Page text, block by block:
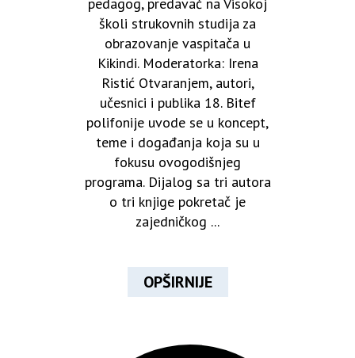
pedagog, predavač na Visokoj
školi strukovnih studija za
obrazovanje vaspitača u
Kikindi. Moderatorka: Irena
Ristić Otvaranjem, autori,
učesnici i publika 18. Bitef
polifonije uvode se u koncept,
teme i događanja koja su u
fokusu ovogodišnjeg
programa. Dijalog sa tri autora
o tri knjige pokretač je
zajedničkog ...
OPŠIRNIJE